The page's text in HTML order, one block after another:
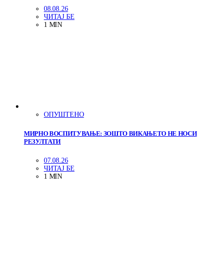
08.08.26
ЧИТАЈ БЕ
1 MIN
ОПУШТЕНО
МИРНО ВОСПИТУВАЊЕ: ЗОШТО ВИКАЊЕТО НЕ НОСИ
РЕЗУЛТАТИ
07.08.26
ЧИТАЈ БЕ
1 MIN